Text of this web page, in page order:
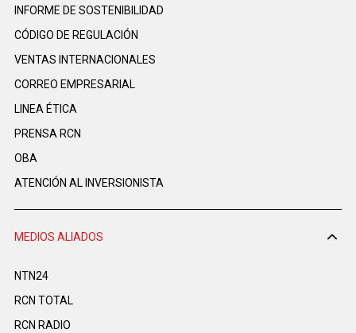
INFORME DE SOSTENIBILIDAD
CÓDIGO DE REGULACIÓN
VENTAS INTERNACIONALES
CORREO EMPRESARIAL
LINEA ÉTICA
PRENSA RCN
OBA
ATENCIÓN AL INVERSIONISTA
MEDIOS ALIADOS
NTN24
RCN TOTAL
RCN RADIO